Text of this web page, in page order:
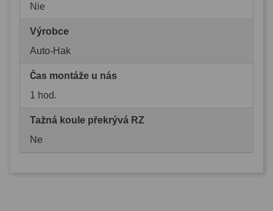
Nie
Výrobce
Auto-Hak
Čas montáže u nás
1 hod.
Tažná koule překrývá RZ
Ne